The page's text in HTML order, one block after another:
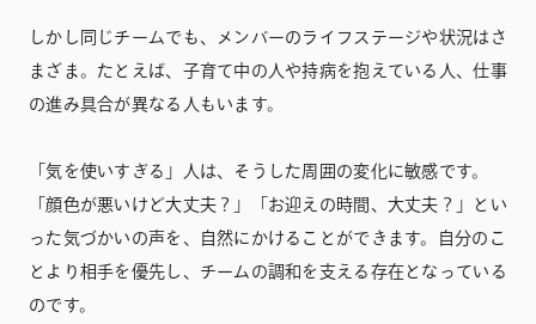
しかし同じチームでも、メンバーのライフステージや状況はさ
まざま。たとえば、子育て中の人や持病を抱えている人、仕事
の進み具合が異なる人もいます。
「気を使いすぎる」人は、そうした周囲の変化に敏感です。
「顔色が悪いけど大丈夫？」「お迎えの時間、大丈夫？」とい
った気づかいの声を、自然にかけることができます。自分のこ
とより相手を優先し、チームの調和を支える存在となっている
のです。